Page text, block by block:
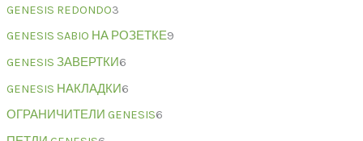
GENESIS REDONDO3
GENESIS SABIO НА РОЗЕТКЕ9
GENESIS ЗАВЕРТКИ6
GENESIS НАКЛАДКИ6
ОГРАНИЧИТЕЛИ GENESIS6